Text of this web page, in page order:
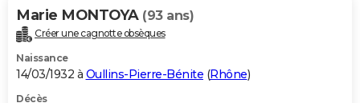
Marie MONTOYA (93 ans)
Créer une cagnotte obsèques
Naissance
14/03/1932 à Oullins-Pierre-Bénite (Rhône)
Décès